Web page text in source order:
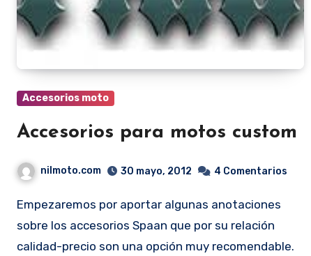
Accesorios moto
Accesorios para motos custom
nilmoto.com 30 mayo, 2012 4 Comentarios
Empezaremos por aportar algunas anotaciones
sobre los accesorios Spaan que por su relación
calidad-precio son una opción muy recomendable.